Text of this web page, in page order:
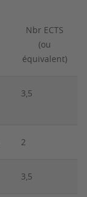
Nbr ECTS
(ou
équivalent)
3,5
2
3,5